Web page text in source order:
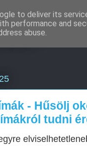
- Hűsölj
tudni
to deliver its
performance and
abuse.